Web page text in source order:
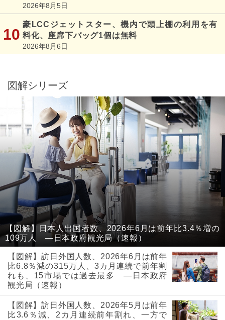
2026年8月5日
豪LCCジェットスター、機内で頭上棚の利用を有
料化、座席下バッグ1個は無料
2026年8月6日
図解シリーズ
【図解】日本人出国者数、2026年6月は前年比3.4％増の
109万人 ―日本政府観光局（速報）
【図解】訪日外国人数、2026年6月は前年
比6.8％減の315万人、3カ月連続で前年割
れも、15市場では過去最多 ―日本政府
観光局（速報）
【図解】訪日外国人数、2026年5月は前年
比3.6％減、2カ月連続前年割れ、一方で